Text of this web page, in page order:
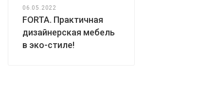
06.05.2022
FORTA. Практичная
дизайнерская мебель
в эко-стиле!